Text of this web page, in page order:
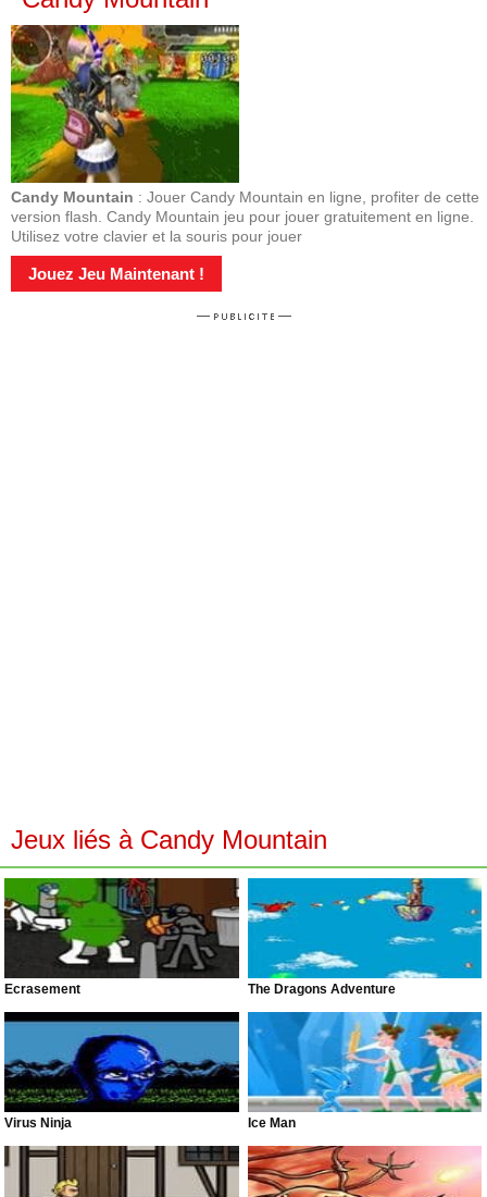
Candy Mountain : Jouer Candy Mountain en ligne, profiter de cette
version flash. Candy Mountain jeu pour jouer gratuitement en ligne.
Utilisez votre clavier et la souris pour jouer
Jouez Jeu Maintenant !
Jeux liés à Candy Mountain
Écrasement The Dragons Adventure
Virus Ninja Ice Man